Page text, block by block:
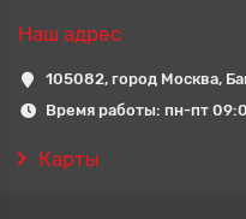
Наш адрес
105082, город Москва,
Время работы: пн-пт
Карты